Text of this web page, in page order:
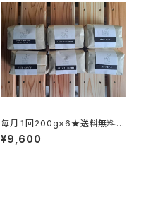
毎月１回200g×6★送料無料
（全6回）
¥9,600